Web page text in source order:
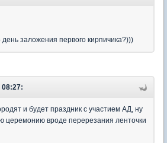
заложения первого кирпичика?)))
08:27:
и будет праздник с участием АД, ну
церемонию вроде перерезания ленточки